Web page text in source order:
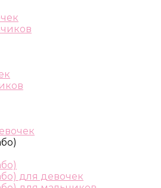
для девочек